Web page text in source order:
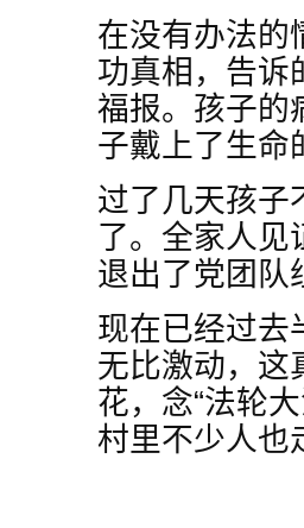
在没有办法的
功真相，告诉
福报。孩子的
子戴上了生命
过了几天孩子
了。全家人见
退出了党团队
现在已经过去
无比激动，这
花，念“法轮
村里不少人也